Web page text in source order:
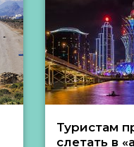
Туристам
слетать в